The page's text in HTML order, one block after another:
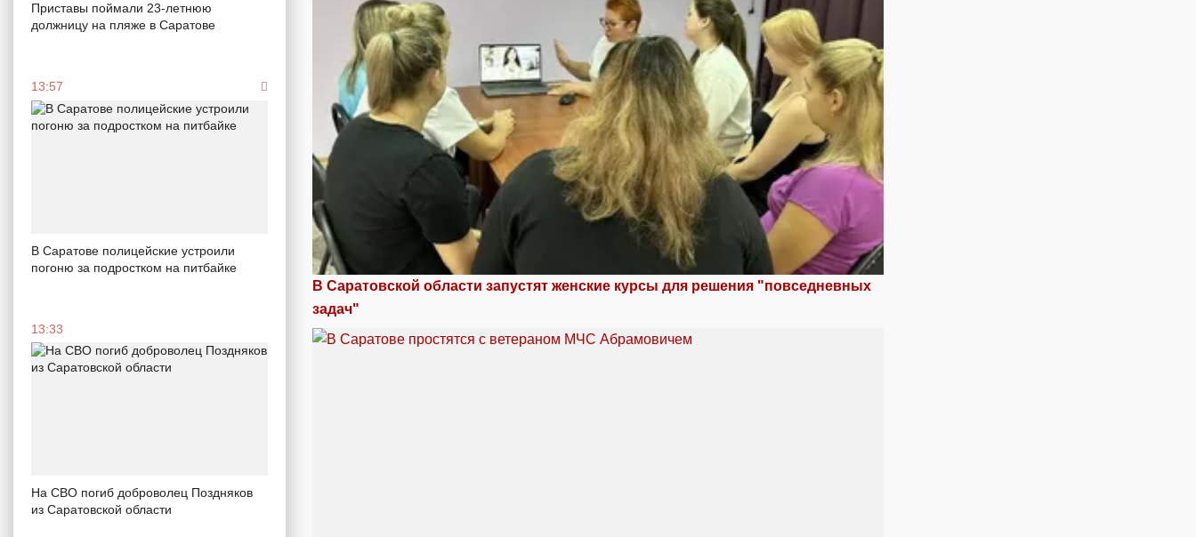
Приставы поймали 23-летнюю
должницу на пляже в Саратове
13:57
В Саратове полицейские устроили
погоню за подростком на питбайке
13:33
На СВО погиб доброволец Поздняков
из Саратовской области
В Саратовской области запустят женские курсы для решения "повседневных
задач"